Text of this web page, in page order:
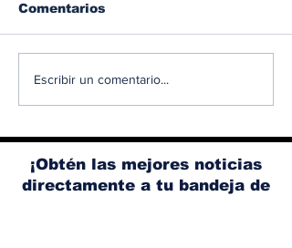
Albaisa deja la
Weaver tomará su
lugar
Comentarios
Escribir un comentario...
¡Obtén las mejores noticias
directamente a tu bandeja de